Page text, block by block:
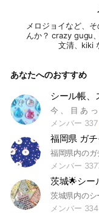
メロジョイなど、
んか？ crazy gugu、momo、taonini、slomood、blooming、
あなたへのおすすめ
シール帳、
メンバー 337
福岡県 ガ
メンバー
茨城🌟シー
メンバー 334